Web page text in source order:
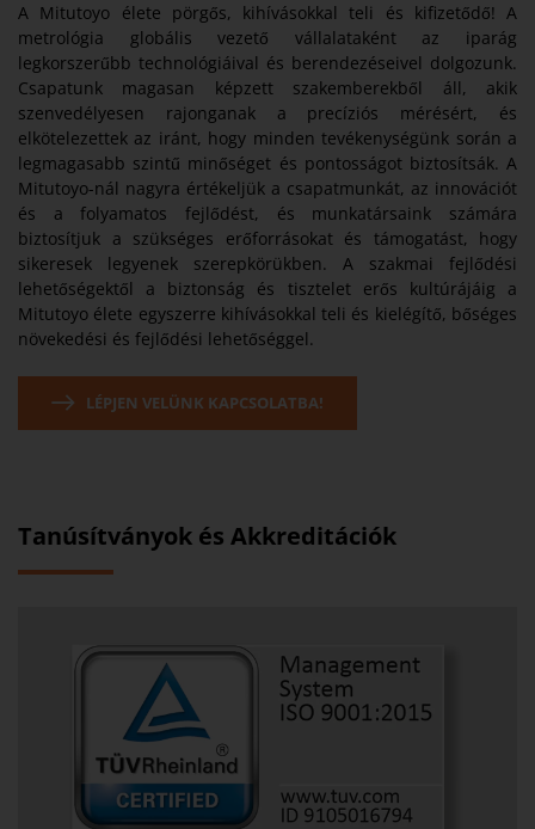
A Mitutoyo élete pörgős, kihívásokkal teli és kifizetődő! A
metrológia globális vezető vállalataként az iparág
legkorszerűbb technológiáival és berendezéseivel dolgozunk.
Csapatunk magasan képzett szakemberekből áll, akik
szenvedélyesen rajonganak a precíziós mérésért, és
elkötelezettek az iránt, hogy minden tevékenységünk során a
legmagasabb szintű minőséget és pontosságot biztosítsák. A
Mitutoyo-nál nagyra értékeljük a csapatmunkát, az innovációt
és a folyamatos fejlődést, és munkatársaink számára
biztosítjuk a szükséges erőforrásokat és támogatást, hogy
sikeresek legyenek szerepkörükben. A szakmai fejlődési
lehetőségektől a biztonság és tisztelet erős kultúrájáig a
Mitutoyo élete egyszerre kihívásokkal teli és kielégítő, bőséges
növekedési és fejlődési lehetőséggel.
LÉPJEN VELÜNK KAPCSOLATBA!
Tanúsítványok és Akkreditációk